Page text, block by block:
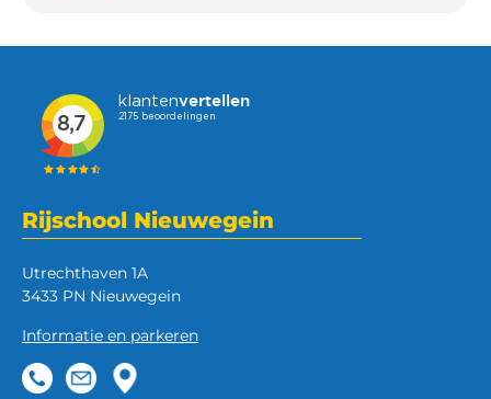
Rijschool Nieuwegein
Utrechthaven 1A
3433 PN Nieuwegein
Informatie en parkeren